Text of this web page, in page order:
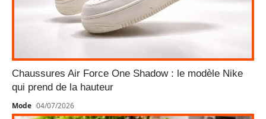
Chaussures Air Force One Shadow : le modèle Nike
qui prend de la hauteur
Mode 04/07/2026